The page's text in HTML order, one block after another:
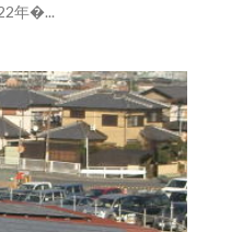
年�...